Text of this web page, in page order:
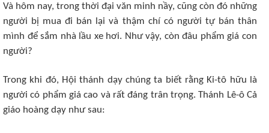
Và hôm nay, trong thời đại văn minh nầy, cũng còn đó những
người bị mua đi bán lại và thậm chí có người tự bán thân
mình để sắm nhà lầu xe hơi. Như vậy, còn đâu phẩm giá con
người?
Trong khi đó, Hội thánh dạy chúng ta biết rằng Ki-tô hữu là
người có phẩm giá cao và rất đáng trân trọng. Thánh Lê-ô Cả
giáo hoàng dạy như sau: